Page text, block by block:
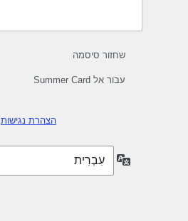
שחזור סיסמה
עבור אל Summer Card
הצהרת נגישות
שפה